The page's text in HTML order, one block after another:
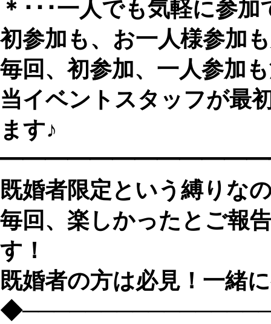
＊･･･一人でも気軽に参
初参加も、お一人様参加
毎回、初参加、一人参加
当イベントスタッフが最
ます♪
既婚者限定という縛りな
毎回、楽しかったとご報
す！
既婚者の方は必見！一緒